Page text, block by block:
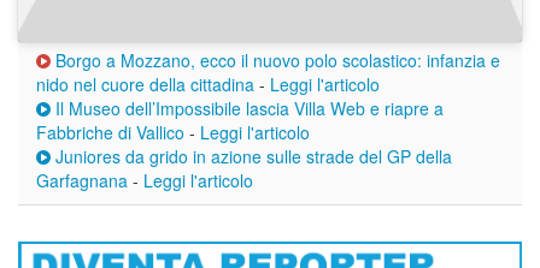
Borgo a Mozzano, ecco il nuovo polo scolastico: infanzia e
nido nel cuore della cittadina - Leggi l'articolo
Il Museo dell’Impossibile lascia Villa Web e riapre a
Fabbriche di Vallico - Leggi l'articolo
Juniores da grido in azione sulle strade del GP della
Garfagnana - Leggi l'articolo